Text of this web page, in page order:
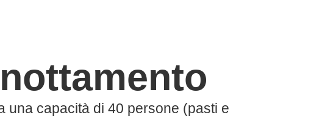
una capacità di 40 persone (pasti e